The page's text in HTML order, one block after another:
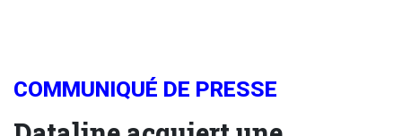
COMMUNIQUÉ DE PRESSE